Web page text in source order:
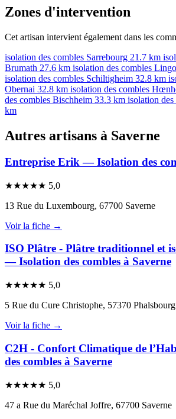
Zones d'intervention
Cet artisan intervient également dans les
isolation des combles Sarrebourg 21.7 km
Brumath 27.6 km isolation des combles
isolation des combles Schiltigheim 32.8 km
Obernai 32.8 km isolation des combles
des combles Bischheim 33.3 km isolation
km
Autres artisans à Saverne
Entreprise Erik — Isolation des
★★★★★ 5,0
13 Rue du Luxembourg, 67700 Saverne
Voir la fiche →
ISO Plâtre - Plâtre traditionnel et
— Isolation des combles à Saverne
★★★★★ 5,0
5 Rue du Cure Christophe, 57370 Phalsbourg
Voir la fiche →
C2H - Confort Climatique de
des combles à Saverne
★★★★★ 5,0
47 a Rue du Maréchal Joffre, 67700 Saverne